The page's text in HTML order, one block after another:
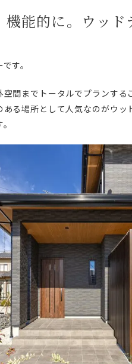
能的に。ウッド
す。
間までトータルでプランす
る場所として人気なのがウ